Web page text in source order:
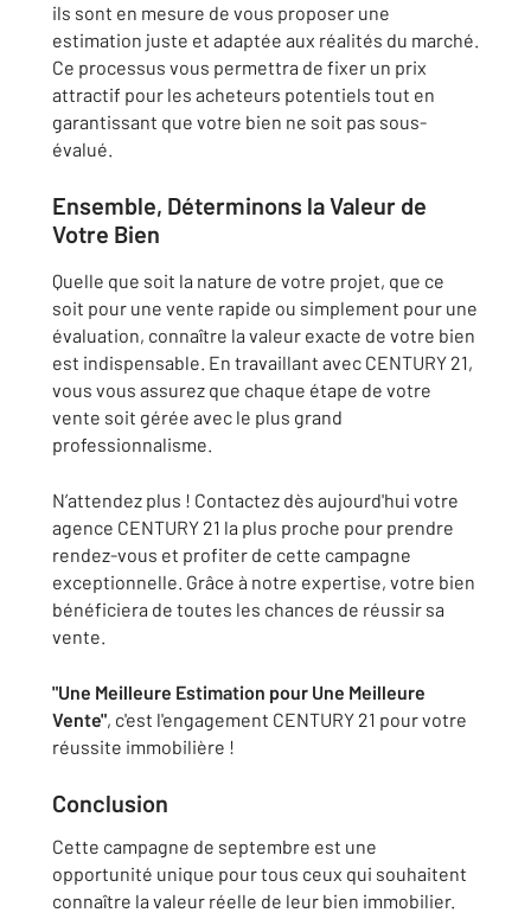
ils sont en mesure de vous proposer une
estimation juste et adaptée aux réalités du marché.
Ce processus vous permettra de fixer un prix
attractif pour les acheteurs potentiels tout en
garantissant que votre bien ne soit pas sous-
évalué.
Ensemble, Déterminons la Valeur de
Votre Bien
Quelle que soit la nature de votre projet, que ce
soit pour une vente rapide ou simplement pour une
évaluation, connaître la valeur exacte de votre bien
est indispensable. En travaillant avec CENTURY 21,
vous vous assurez que chaque étape de votre
vente soit gérée avec le plus grand
professionnalisme.
N’attendez plus ! Contactez dès aujourd'hui votre
agence CENTURY 21 la plus proche pour prendre
rendez-vous et profiter de cette campagne
exceptionnelle. Grâce à notre expertise, votre bien
bénéficiera de toutes les chances de réussir sa
vente.
"Une Meilleure Estimation pour Une Meilleure
Vente", c'est l'engagement CENTURY 21 pour votre
réussite immobilière !
Conclusion
Cette campagne de septembre est une
opportunité unique pour tous ceux qui souhaitent
connaître la valeur réelle de leur bien immobilier.